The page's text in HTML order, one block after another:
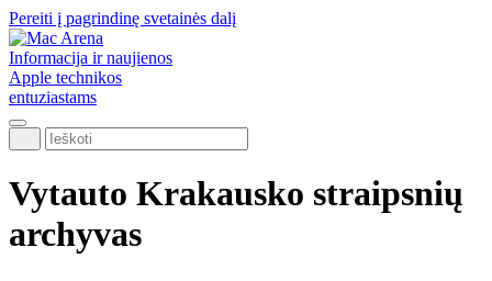
Pereiti į pagrindinę svetainės dalį
Informacija ir naujienos
Apple technikos
entuziastams
Ieškoti
Vytauto Krakausko straipsnių
archyvas